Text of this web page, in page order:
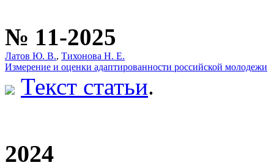
№ 11-2025
Латов Ю. В., Тихонова Н. Е.
Измерение и оценки адаптированности российской молодежи
Текст статьи.
2024